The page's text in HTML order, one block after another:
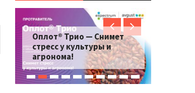
Оплот® Трио — Снимет
стресс у культуры и
агронома!